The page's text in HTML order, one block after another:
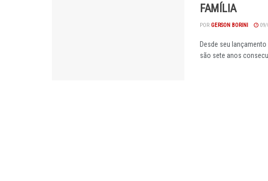
FAMÍLIA
POR GERSON BORINI 09/
Desde seu
são sete anos